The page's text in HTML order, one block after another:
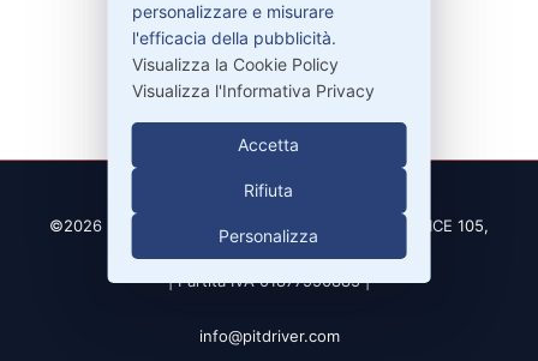
329-30.78.513
info@pitdriver.com
©2026 PitDriver | CROCO DEAL S.R.L. VIA DEL SALICE 105,
| Partita IVA 01877990885 |
info@pitdriver.com
personalizzare e misurare
l'efficacia della pubblicità.
Visualizza la Cookie Policy
Visualizza l'Informativa Privacy
Accetta
Rifiuta
Personalizza